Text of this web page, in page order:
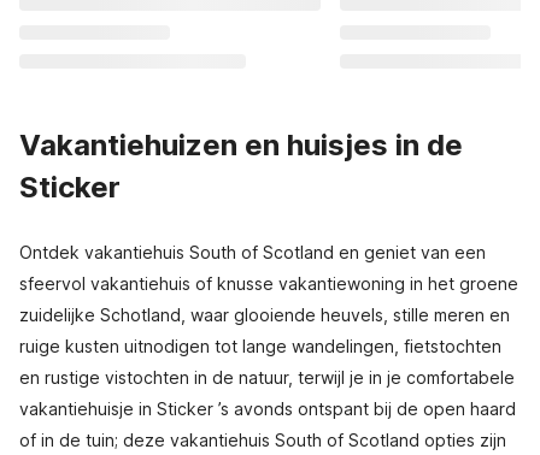
Vakantiehuizen en huisjes in de
Sticker
Ontdek vakantiehuis South of Scotland en geniet van een
sfeervol vakantiehuis of knusse vakantiewoning in het groene
zuidelijke Schotland, waar glooiende heuvels, stille meren en
ruige kusten uitnodigen tot lange wandelingen, fietstochten
en rustige vistochten in de natuur, terwijl je in je comfortabele
vakantiehuisje in Sticker ’s avonds ontspant bij de open haard
of in de tuin; deze vakantiehuis South of Scotland opties zijn